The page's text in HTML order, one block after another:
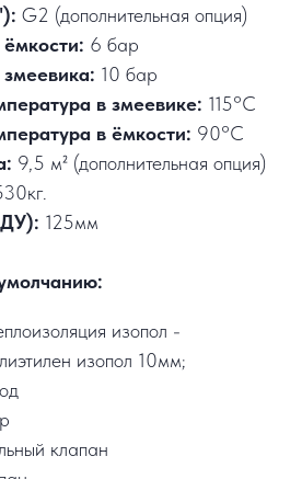
G2 (дополнительная опция)
6 бар
10 бар
в змеевике: 115°C
в ёмкости: 90°C
9,5 м² (дополнительная опция)
125мм
изопол -
изопол 10мм;
клапан